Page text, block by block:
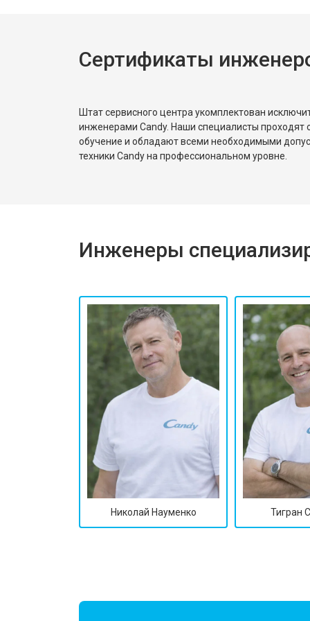
Замена платы сенсорного
Замена панели управления
Замена ТЭН
Ремонт/замена датчика
Замена замка
Ремонт электропроводки
Замена шнура питания
Корпусный ремонт (замена
Сертификаты
Штат сервисного центра укомплектован
инженерами Candy. Наши специалисты проходят
обучение и обладают всеми необходимыми
техники Candy на профессиональном уровне.
Инженеры
Николай Науменко Тигран